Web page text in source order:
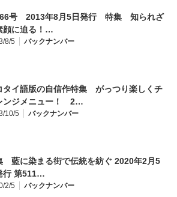
号 2013年8月5日発行 特集 知られざ
顔に迫る！…
8/5 バックナンバー
タイ語版の自信作特集 がっつり楽しくチ
ンジメニュー！ 2…
10/5 バックナンバー
藍に染まる街で伝統を紡ぐ 2020年2月5
行 第511…
2/5 バックナンバー